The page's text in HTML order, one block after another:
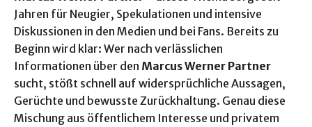
Jahren für Neugier, Spekulationen und intensive
Diskussionen in den Medien und bei Fans. Bereits zu
Beginn wird klar: Wer nach verlässlichen
Informationen über den Marcus Werner Partner
sucht, stößt schnell auf widersprüchliche Aussagen,
Gerüchte und bewusste Zurückhaltung. Genau diese
Mischung aus öffentlichem Interesse und privatem